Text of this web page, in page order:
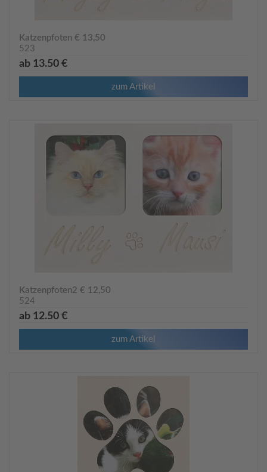
Katzenpfoten € 13,50
523
ab 13.50 €
zum Artikel
Katzenpfoten2 € 12,50
524
ab 12.50 €
zum Artikel